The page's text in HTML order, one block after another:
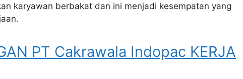
karyawan berbakat dan ini menjadi kesempatan yang
PT Cakrawala Indopac KERJA